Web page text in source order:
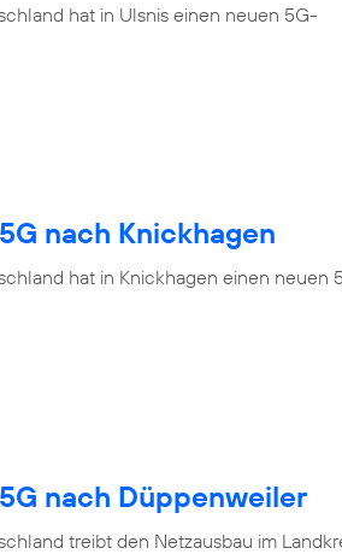
hat in Ulsnis einen neuen 5G-
nach Knickhagen
hat in Knickhagen einen neuen
nach Düppenweiler
treibt den Netzausbau im